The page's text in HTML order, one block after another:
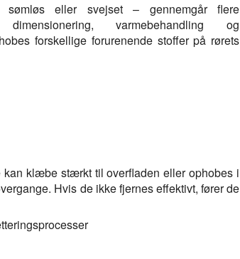
eller svejset – gennemgår flere
varmebehandling og
forskellige forurenende stoffer på rørets
klæbe stærkt til overfladen eller ophobes i
Hvis de ikke fjernes effektivt, fører de